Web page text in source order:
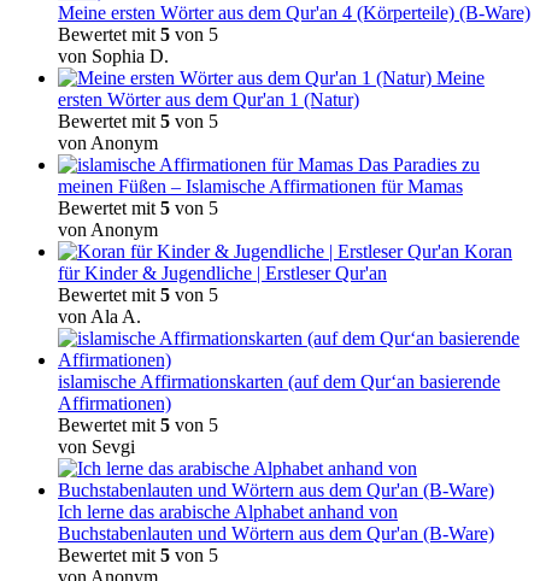
Meine ersten Wörter aus dem Qur'an 4 (Körperteile) (B-Ware)
Bewertet mit 5 von 5
von Sophia D.
Meine
ersten Wörter aus dem Qur'an 1 (Natur)
Bewertet mit 5 von 5
von Anonym
Das Paradies zu
meinen Füßen – Islamische Affirmationen für Mamas
Bewertet mit 5 von 5
von Anonym
Koran
für Kinder & Jugendliche | Erstleser Qur'an
Bewertet mit 5 von 5
von Ala A.
islamische Affirmationskarten (auf dem Qur‘an basierende
Affirmationen)
Bewertet mit 5 von 5
von Sevgi
Ich lerne das arabische Alphabet anhand von
Buchstabenlauten und Wörtern aus dem Qur'an (B-Ware)
Bewertet mit 5 von 5
von Anonym